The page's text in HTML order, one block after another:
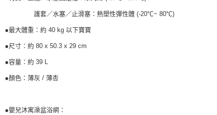
護套／水塞／止滑塞：熱塑性彈性體 (-20℃~ 80℃)
●最大體重：約 40 kg 以下寶寶
●尺寸：約 80 x 50.3 x 29 cm
●容量：約 39 L
●顏色：薄灰 / 薄杏
●嬰兒沐寓澡盆浴網：